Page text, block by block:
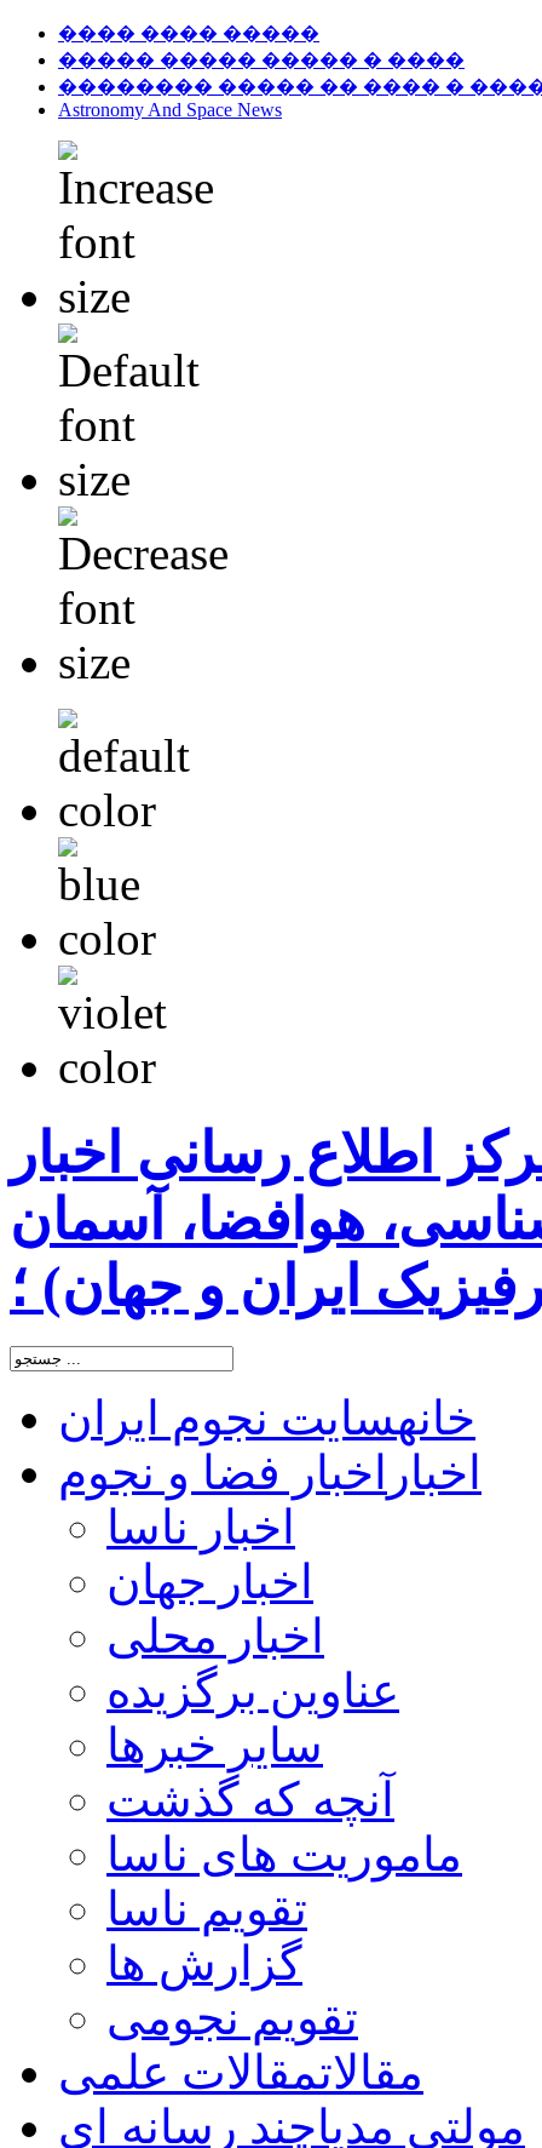
���� ���� �����
����� ����� ����� � ����
�������� ����� �� ���� �
Astronomy And Space News
اطلاع رسانی اخبار
هوافضا، آسمان
ایران و جهان) ؛
خانهسایت نجوم ایران
اخبار اخبار فضا و نجوم
اخبار ناسا
اخبار جهان
اخبار محلی
عناوین برگزیده
سایر خبرها
آنچه که گذشت
ماموریت های ناسا
تقویم ناسا
گزارش ها
تقویم نجومی
مقالاتمقالات علمی
مولتی مدیاچند رسانه اي